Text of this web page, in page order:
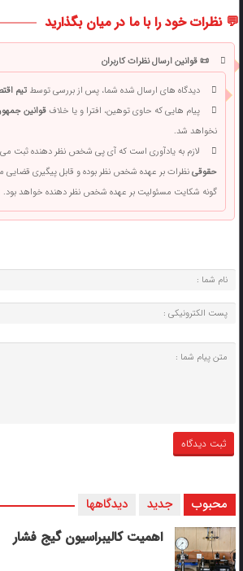
💬 نظرات خود را با ما در میان بگذارید
📜 قوانین ارسال نظرات کاربران
دیدگاه های ارسال شده شما، پس از بررسی توسطتیم
پیام هایی که حاوی توهین، افترا و یا خلافقوانین
نخواهد شد.
لازم به یادآوری است که آی پی شخص نظر دهنده ثبت می
حقوقینظرات بر عهده شخص نظر بوده و قابل پیگیری قضایی
گونه شکایت مسئولیت بر عهده شخص نظر دهنده خواهد بود.
محبوب جدید دیدگاهها
اهمیت کالیبراسیون گیج فشار